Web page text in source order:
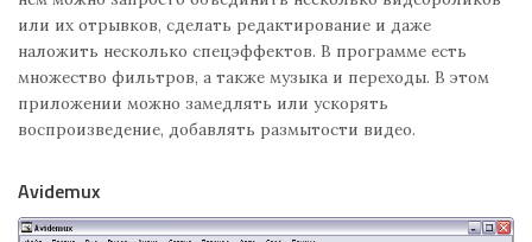
или их отрывков, сделать редактирование и даже
наложить несколько спецэффектов. В программе есть
множество фильтров, а также музыка и переходы. В этом
приложении можно замедлять или ускорять
воспроизведение, добавлять размытости видео.
Avidemux